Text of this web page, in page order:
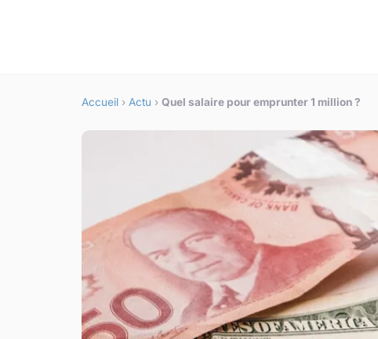
Accueil › Actu › Quel salaire pour emprunter 1 million ?